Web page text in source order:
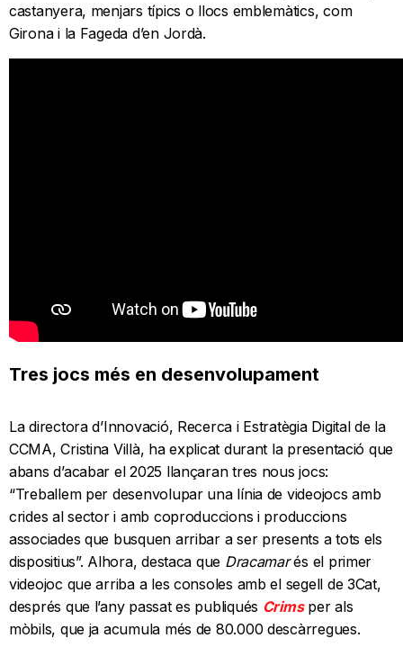
castanyera, menjars típics o llocs emblemàtics, com
Girona i la Fageda d’en Jordà.
Tres jocs més en desenvolupament
La directora d’Innovació, Recerca i Estratègia Digital de la
CCMA, Cristina Villà, ha explicat durant la presentació que
abans d’acabar el 2025 llançaran tres nous jocs:
“Treballem per desenvolupar una línia de videojocs amb
crides al sector i amb coproduccions i produccions
associades que busquen arribar a ser presents a tots els
dispositius”. Alhora, destaca que Dracamarés el primer
videojoc que arriba a les consoles amb el segell de 3Cat,
després que l’any passat es publiqués Crimsper als
mòbils, que ja acumula més de 80.000 descàrregues.